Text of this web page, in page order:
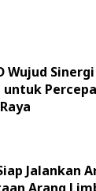
Wujud
Jalankan